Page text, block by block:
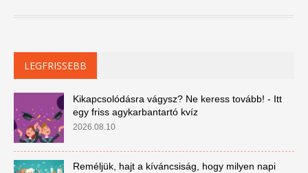
LEGFRISSEBB
Kikapcsolódásra vágysz? Ne keress tovább! - Itt
egy friss agykarbantartó kvíz
2026.08.10
Reméljük, hajt a kíváncsiság, hogy milyen napi